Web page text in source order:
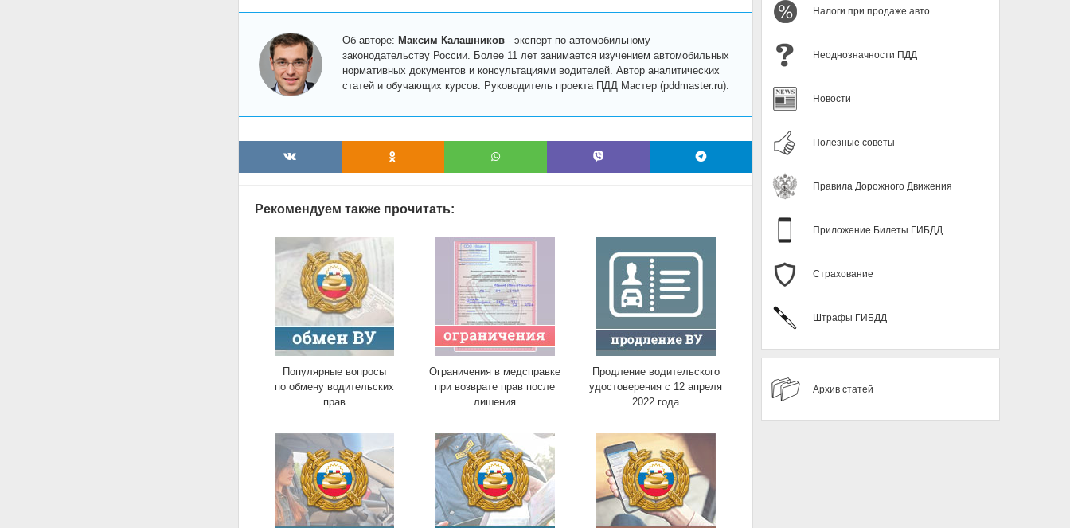
Об авторе: Максим Калашников- эксперт по автомобильному
законодательству России. Более 11 лет занимается изучением автомобильных
нормативных документов и консультациями водителей. Автор аналитических
статей и обучающих курсов. Руководитель проекта ПДД Мастер (pddmaster.ru).
Рекомендуем также прочитать:
Популярные вопросы
по обмену водительских
прав
Ограничения в медсправке
при возврате прав после
лишения
Продление водительского
удостоверения с 12 апреля
2022 года
Налоги при продаже авто
Неоднозначности ПДД
Новости
Полезные советы
Правила Дорожного Движения
Приложение Билеты ГИБДД
Страхование
Штрафы ГИБДД
Архив статей